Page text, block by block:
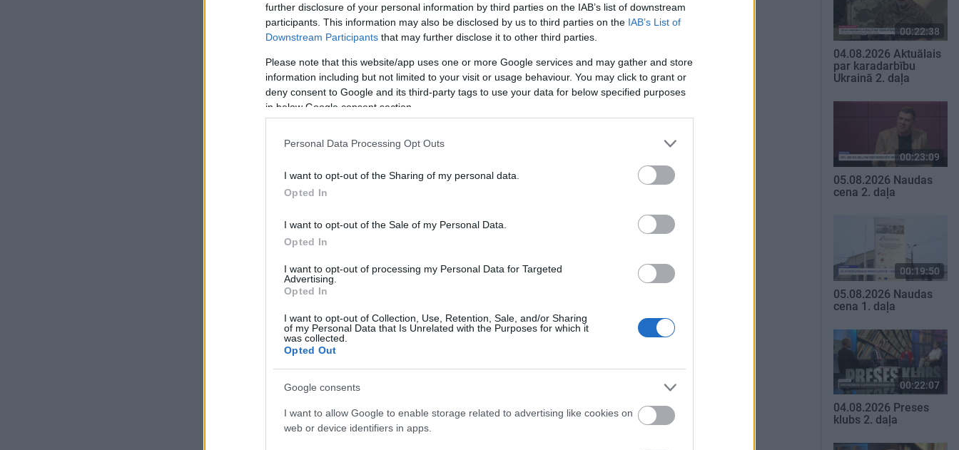
further disclosure of your personal information by third parties on the IAB’s list of downstream
participants. This information may also be disclosed by us to third parties on the IAB’s List of
Downstream Participants that may further disclose it to other third parties.
Please note that this website/app uses one or more Google services and may gather and store
information including but not limited to your visit or usage behaviour. You may click to grant or
deny consent to Google and its third-party tags to use your data for below specified purposes
in below Google consent section.
Personal Data Processing Opt Outs
I want to opt-out of the Sharing of my personal data.
Opted In
I want to opt-out of the Sale of my Personal Data.
Opted In
I want to opt-out of processing my Personal Data for Targeted
Advertising.
Opted In
I want to opt-out of Collection, Use, Retention, Sale, and/or Sharing
of my Personal Data that Is Unrelated with the Purposes for which it
was collected.
Opted Out
Google consents
I want to allow Google to enable storage related to advertising like cookies on
web or device identifiers in apps.
00:22:38
04.08.2026 Aktuālais
par karadarbību
Ukrainā 2. daļa
00:23:09
05.08.2026 Naudas
cena 2. daļa
00:19:50
05.08.2026 Naudas
cena 1. daļa
00:22:07
04.08.2026 Preses
klubs 2. daļa